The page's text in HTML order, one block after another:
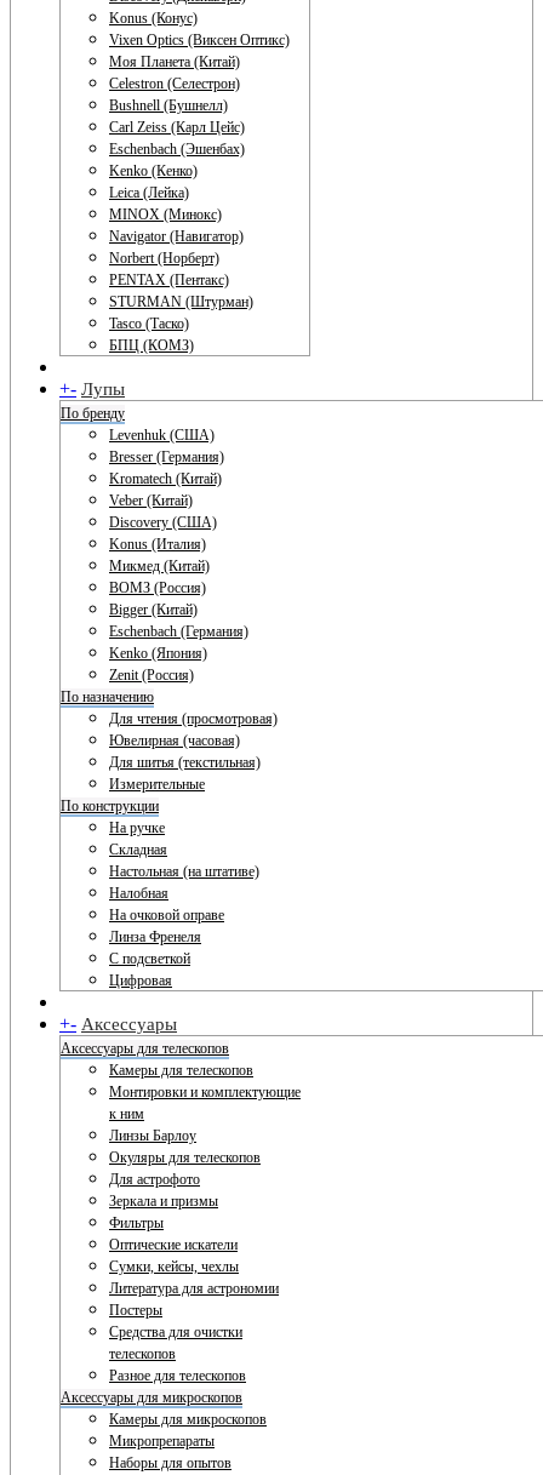
Konus (Конус)
Vixen Optics (Виксен Оптикс)
Моя Планета (Китай)
Celestron (Селестрон)
Bushnell (Бушнелл)
Carl Zeiss (Карл Цейс)
Eschenbach (Эшенбах)
Kenko (Кенко)
Leica (Лейка)
MINOX (Минокс)
Navigator (Навигатор)
Norbert (Норберт)
PENTAX (Пентакс)
STURMAN (Штурман)
Tasco (Таско)
БПЦ (КОМЗ)
+- Лупы
По бренду
Levenhuk (США)
Bresser (Германия)
Kromatech (Китай)
Veber (Китай)
Discovery (США)
Konus (Италия)
Микмед (Китай)
ВОМЗ (Россия)
Bigger (Китай)
Eschenbach (Германия)
Kenko (Япония)
Zenit (Россия)
По назначению
Для чтения (просмотровая)
Ювелирная (часовая)
Для шитья (текстильная)
Измерительные
По конструкции
На ручке
Складная
Настольная (на штативе)
Налобная
На очковой оправе
Линза Френеля
С подсветкой
Цифровая
+- Аксессуары
Аксессуары для телескопов
Камеры для телескопов
Монтировки и комплектующие
к ним
Линзы Барлоу
Окуляры для телескопов
Для астрофото
Зеркала и призмы
Фильтры
Оптические искатели
Сумки, кейсы, чехлы
Литература для астрономии
Постеры
Средства для очистки
телескопов
Разное для телескопов
Аксессуары для микроскопов
Камеры для микроскопов
Микропрепараты
Наборы для опытов